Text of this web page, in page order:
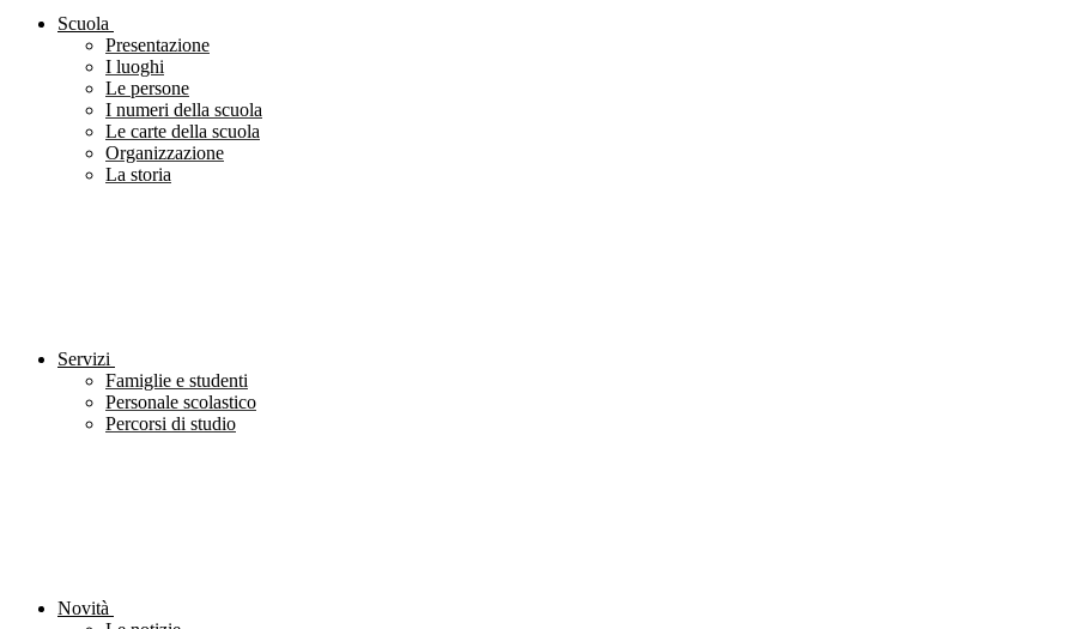
Scuola
Presentazione
I luoghi
Le persone
I numeri della scuola
Le carte della scuola
Organizzazione
La storia
Servizi
Famiglie e studenti
Personale scolastico
Percorsi di studio
Novità